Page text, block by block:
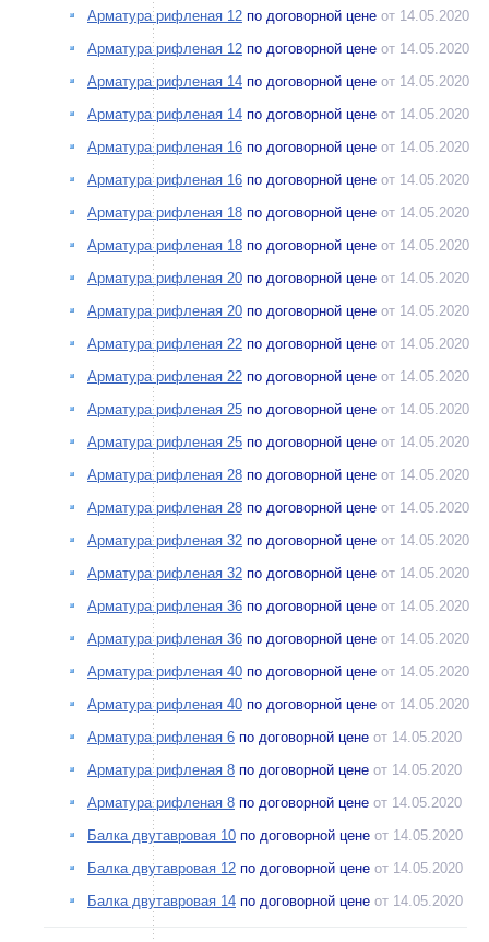
Арматура рифленая 12 по договорной цене от 14.05.2020
Арматура рифленая 12 по договорной цене от 14.05.2020
Арматура рифленая 14 по договорной цене от 14.05.2020
Арматура рифленая 14 по договорной цене от 14.05.2020
Арматура рифленая 16 по договорной цене от 14.05.2020
Арматура рифленая 16 по договорной цене от 14.05.2020
Арматура рифленая 18 по договорной цене от 14.05.2020
Арматура рифленая 18 по договорной цене от 14.05.2020
Арматура рифленая 20 по договорной цене от 14.05.2020
Арматура рифленая 20 по договорной цене от 14.05.2020
Арматура рифленая 22 по договорной цене от 14.05.2020
Арматура рифленая 22 по договорной цене от 14.05.2020
Арматура рифленая 25 по договорной цене от 14.05.2020
Арматура рифленая 25 по договорной цене от 14.05.2020
Арматура рифленая 28 по договорной цене от 14.05.2020
Арматура рифленая 28 по договорной цене от 14.05.2020
Арматура рифленая 32 по договорной цене от 14.05.2020
Арматура рифленая 32 по договорной цене от 14.05.2020
Арматура рифленая 36 по договорной цене от 14.05.2020
Арматура рифленая 36 по договорной цене от 14.05.2020
Арматура рифленая 40 по договорной цене от 14.05.2020
Арматура рифленая 40 по договорной цене от 14.05.2020
Арматура рифленая 6 по договорной цене от 14.05.2020
Арматура рифленая 8 по договорной цене от 14.05.2020
Арматура рифленая 8 по договорной цене от 14.05.2020
Балка двутавровая 10 по договорной цене от 14.05.2020
Балка двутавровая 12 по договорной цене от 14.05.2020
Балка двутавровая 14 по договорной цене от 14.05.2020